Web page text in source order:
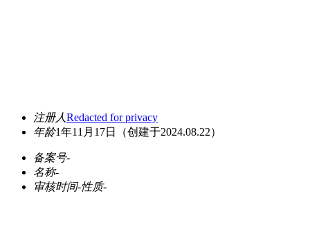
注册人Redacted for privacy
年龄1年11月17日 （创建于2024.08.22）
备案号-
名称-
审核时间-性质-